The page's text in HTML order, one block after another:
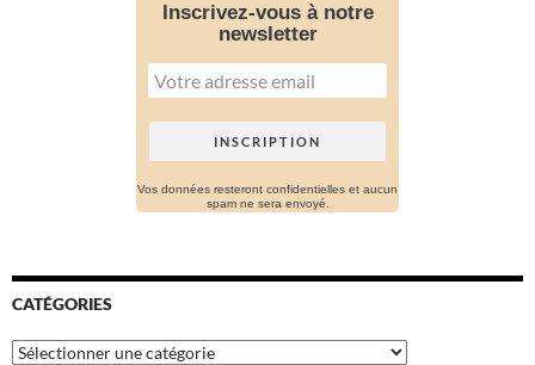
Inscrivez-vous à notre
newsletter
Vos données resteront confidentielles et aucun
spam ne sera envoyé.
CATÉGORIES
Catégories